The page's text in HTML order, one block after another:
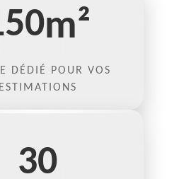
m²
DÉDIÉ POUR VOS
ESTIMATIONS
30